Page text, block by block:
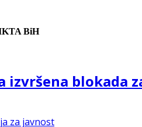
BiH
izvršena blokada
za javnost